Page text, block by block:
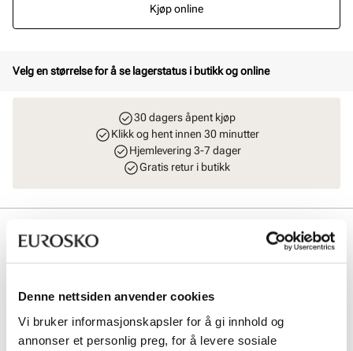
Denne nettsiden anvender cookies
Vi bruker informasjonskapsler for å gi innhold og
annonser et personlig preg, for å levere sosiale
Kjøp online
Velg en størrelse for å se lagerstatus i butikk og online
30 dagers åpent kjøp
Klikk og hent innen 30 minutter
Hjemlevering 3-7 dager
Gratis retur i butikk
Beskrivelse
Aero Walk Mountain er en praktisk og komfortabel sko med ekstra
er myk, stabil og støtdempende, og har gummi under som gir et
membran.